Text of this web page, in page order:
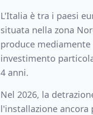
L'Italia è tra i paesi
situata nella zona
produce mediamente
investimento
4 anni.
Nel 2026, la
l'installazione ancora